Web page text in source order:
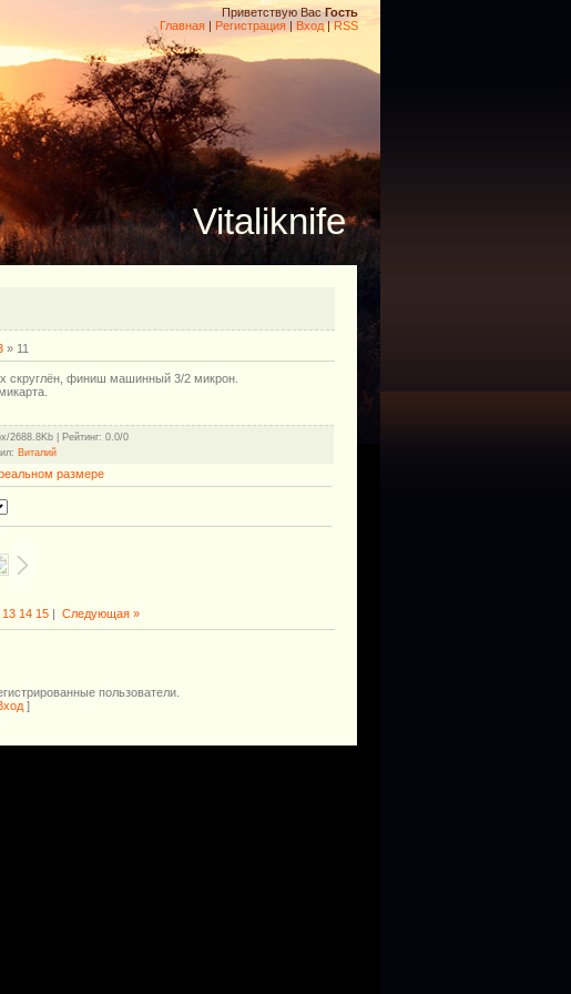
Приветствую Вас Гость
Главная | Регистрация | Вход|RSS
Vitaliknife
» 11
скруглён, финиш машинный 3/2 микрон.
2688.8Kb | Рейтинг: 0.0/0
: Виталий
размере
13 14 15| Следующая »
пользователи.
]